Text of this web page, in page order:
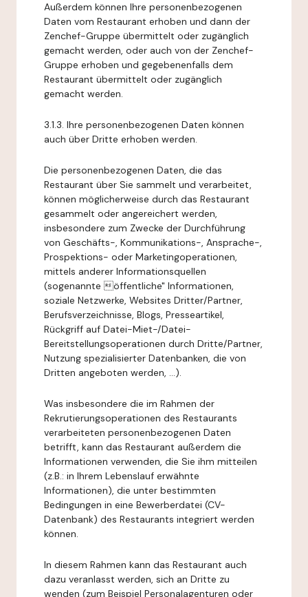
Außerdem können Ihre personenbezogenen
Daten vom Restaurant erhoben und dann der
Zenchef-Gruppe übermittelt oder zugänglich
gemacht werden, oder auch von der Zenchef-
Gruppe erhoben und gegebenenfalls dem
Restaurant übermittelt oder zugänglich
gemacht werden.
3.1.3. Ihre personenbezogenen Daten können
auch über Dritte erhoben werden.
Die personenbezogenen Daten, die das
Restaurant über Sie sammelt und verarbeitet,
können möglicherweise durch das Restaurant
gesammelt oder angereichert werden,
insbesondere zum Zwecke der Durchführung
von Geschäfts-, Kommunikations-, Ansprache-,
Prospektions- oder Marketingoperationen,
mittels anderer Informationsquellen
(sogenannte öffentliche" Informationen,
soziale Netzwerke, Websites Dritter/Partner,
Berufsverzeichnisse, Blogs, Presseartikel,
Rückgriff auf Datei-Miet-/Datei-
Bereitstellungsoperationen durch Dritte/Partner,
Nutzung spezialisierter Datenbanken, die von
Dritten angeboten werden, ...).
Was insbesondere die im Rahmen der
Rekrutierungsoperationen des Restaurants
verarbeiteten personenbezogenen Daten
betrifft, kann das Restaurant außerdem die
Informationen verwenden, die Sie ihm mitteilen
(z.B.: in Ihrem Lebenslauf erwähnte
Informationen), die unter bestimmten
Bedingungen in eine Bewerberdatei (CV-
Datenbank) des Restaurants integriert werden
können.
In diesem Rahmen kann das Restaurant auch
dazu veranlasst werden, sich an Dritte zu
wenden (zum Beispiel Personalagenturen oder